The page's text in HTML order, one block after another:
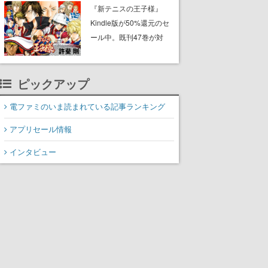
に2027年オープン！
ScottGamesとの共同開
発、食事だけでなくステ
『新テニスの王子様』
Kindle版が50%還元のセ
ール中。既刊47巻が対
得にまとめ買いするチャ
ピックアップ
電ファミのいま読まれている記事ランキング
アプリセール情報
インタビュー